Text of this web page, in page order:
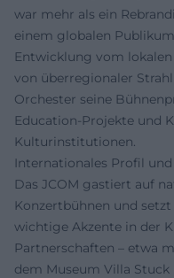
war mehr als ein
einem globalen
Entwicklung vom
von überregionaler
Orchester seine
Education-Projekte und
Kulturinstitutionen.
Internationales Profil
Das JCOM gastiert auf
Konzertbühnen und
wichtige Akzente in der
Partnerschaften – etwa
dem Museum Villa